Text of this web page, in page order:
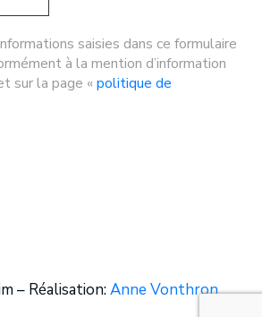
saisies dans ce formulaire
à la mention d’information
sur la page «politique de
– Réalisation:Anne Vonthron